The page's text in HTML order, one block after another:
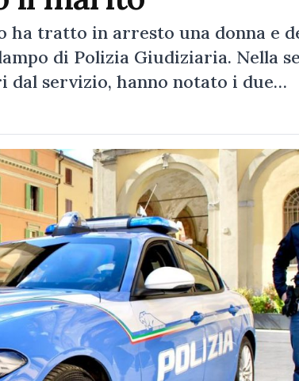
ha tratto in arresto una donna e
di Polizia Giudiziaria. Nella
servizio, hanno notato i due…